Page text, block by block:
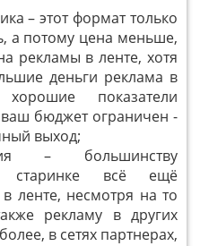
– этот формат только
а потому цена меньше,
рекламы в ленте, хотя
деньги реклама в
показатели
бюджет ограничен -
выход;
– большинству
старинке всё ещё
ленте, несмотря на то
рекламу в других
в сетях партнерах,